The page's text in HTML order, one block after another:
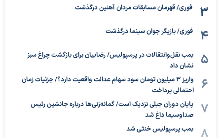
فوری/ قهرمان مسابقات مردان آهنین درگذشت
فوری/ بازیگر جوان سینما درگذشت
بمب نقل‌وانتقالات در پرسپولیس/ رضاییان برای بازگشت چراغ سبز
نشان داد
واریز ۳ میلیون تومان سود سهام عدالت واقعیت دارد؟/ جزئیات زمان
احتمالی پرداخت
پایان دوران جبلی نزدیک است/ گمانه‌زنی‌ها درباره جانشین رئیس
صداوسیما داغ شد
بمب پرسپولیس خنثی شد